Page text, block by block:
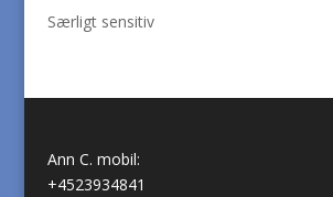
Særligt sensitiv
Ann C. mobil:
+4523934841